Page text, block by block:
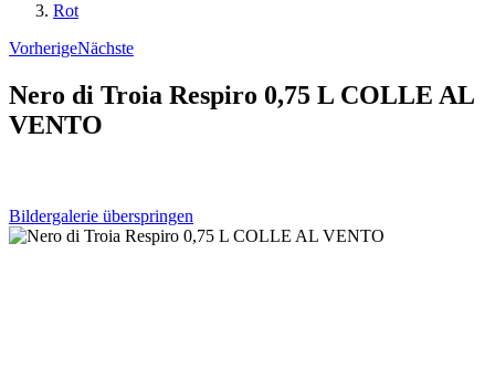
Rot
VorherigeNächste
Nero di Troia Respiro 0,75 L COLLE AL
VENTO
Bildergalerie überspringen